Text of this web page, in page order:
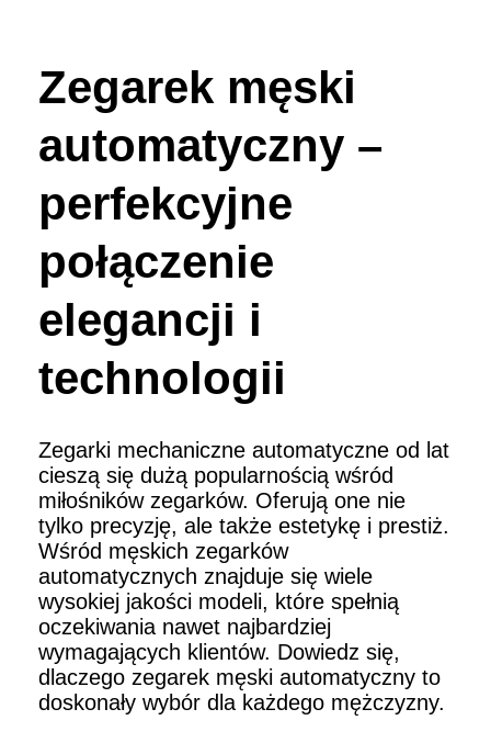
Zegarek męski
automatyczny –
perfekcyjne
połączenie
elegancji i
technologii
Zegarki mechaniczne automatyczne od lat
cieszą się dużą popularnością wśród
miłośników zegarków. Oferują one nie
tylko precyzję, ale także estetykę i prestiż.
Wśród męskich zegarków
automatycznych znajduje się wiele
wysokiej jakości modeli, które spełnią
oczekiwania nawet najbardziej
wymagających klientów. Dowiedz się,
dlaczego zegarek męski automatyczny to
doskonały wybór dla każdego mężczyzny.